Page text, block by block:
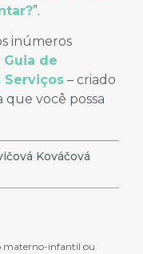
”.
inúmeros
Guia de
Serviços – criado
que você possa
Kováčová
materno-infantil ou